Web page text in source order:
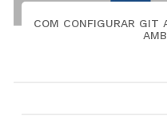
COM CONFIGURAR GIT